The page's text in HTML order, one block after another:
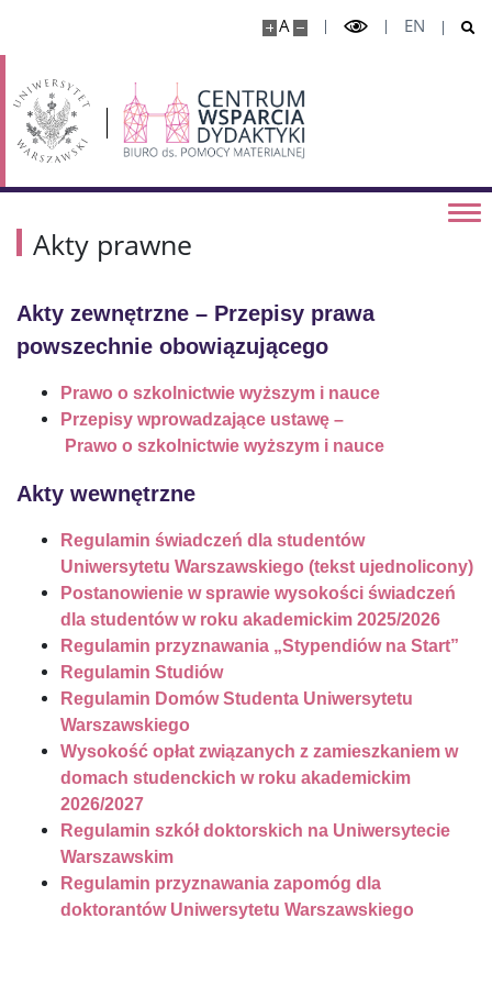
A EN
Zapomoga
Ubezpieczenie zdrowotne
Akademik nr 1 „Muchomorek”
Akademik nr 2 „Żwirek”
Akademik nr 3 „Kic”
Akademik nr 4 „Zamenhof”
Akademik nr 5 „Smyczkowa”
Akademik nr 6 „Radomska”
Akademik nr 7 „Sulimy”
Stypendium doktoranckie
Stypendium na Start dla Doktorantów
Akty prawne
Akty zewnętrzne – Przepisy prawa
powszechnie obowiązującego
Prawo o szkolnictwie wyższym i nauce
Przepisy wprowadzające ustawę –
Prawo o szkolnictwie wyższym i nauce
Akty wewnętrzne
Regulamin świadczeń dla studentów
Uniwersytetu Warszawskiego (tekst ujednolicony)
Postanowienie w sprawie wysokości świadczeń
dla studentów w roku akademickim 2025/2026
Regulamin przyznawania „Stypendiów na Start”
Regulamin Studiów
Regulamin Domów Studenta Uniwersytetu
Warszawskiego
Wysokość opłat związanych z zamieszkaniem w
domach studenckich w roku akademickim
2026/2027
Regulamin szkół doktorskich na Uniwersytecie
Warszawskim
Regulamin przyznawania zapomóg dla
doktorantów Uniwersytetu Warszawskiego